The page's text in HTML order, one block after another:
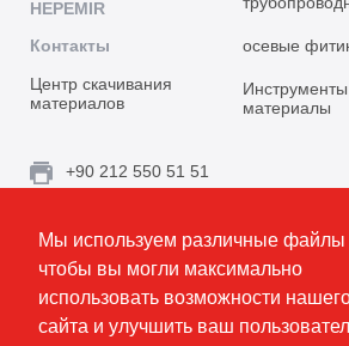
Мы используем различные файлы
чтобы вы могли максимально
использовать возможности
сайта и улучшить ваш
HEPEMIR
Контакты
Центр скачивания
материалов
осевые
материалы
+90 212 550 51 51
Topçular Mh. Rami Kışla Cad. İncirlik